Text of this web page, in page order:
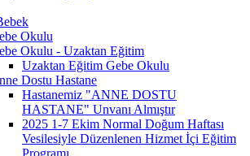
Okulu
Okulu - Uzaktan Eğitim
Uzaktan Eğitim Gebe Okulu
Dostu Hastane
Hastanemiz "ANNE DOSTU
HASTANE" Unvanı Almıştır
2025 1-7 Ekim Normal Doğum Haftası
Vesilesiyle Düzenlenen Hizmet İçi Eğitim
Programı